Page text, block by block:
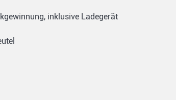
inklusive Ladegerät